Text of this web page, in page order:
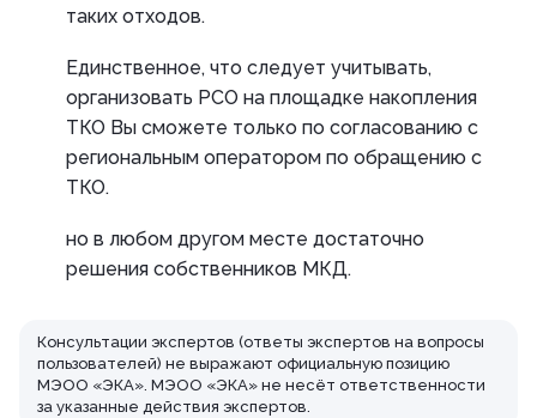
таких отходов.
Единственное, что следует учитывать,
организовать РСО на площадке накопления
ТКО Вы сможете только по согласованию с
региональным оператором по обращению с
ТКО.
но в любом другом месте достаточно
решения собственников МКД.
Консультации экспертов (ответы экспертов на вопросы
пользователей) не выражают официальную позицию
МЭОО «ЭКА». МЭОО «ЭКА» не несёт ответственности
за указанные действия экспертов.